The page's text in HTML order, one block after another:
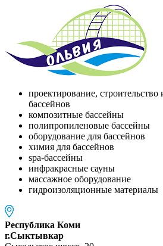
проектирование, строительство
бассейнов
композитные бассейны
полипропиленовые бассейны
оборудование для бассейнов
химия для бассейнов
spa-бассейны
инфракрасные сауны
массажное оборудование
гидроизоляционные материалы
Республика Коми
г.Сыктывкар